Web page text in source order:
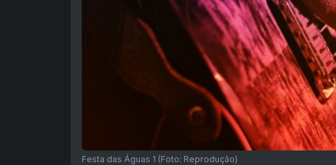
Festa das Águas 1 (Foto: Reprodução)